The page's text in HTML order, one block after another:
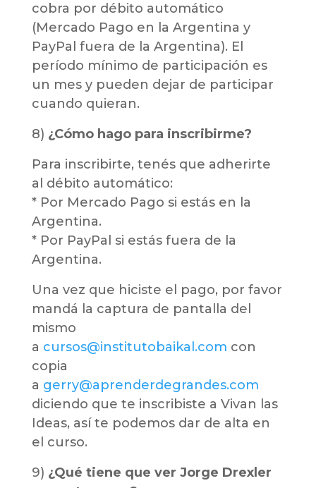
cobra por débito automático
(Mercado Pago en la Argentina y
PayPal fuera de la Argentina). El
período mínimo de participación es
un mes y pueden dejar de participar
cuando quieran.
8) ¿Cómo hago para inscribirme?
Para inscribirte, tenés que adherirte
al débito automático:
* Por Mercado Pago si estás en la
Argentina.
* Por PayPal si estás fuera de la
Argentina.
Una vez que hiciste el pago, por favor
mandá la captura de pantalla del
mismo
a cursos@institutobaikal.com con
copia
a gerry@aprenderdegrandes.com
diciendo que te inscribiste a Vivan las
Ideas, así te podemos dar de alta en
el curso.
9) ¿Qué tiene que ver Jorge Drexler